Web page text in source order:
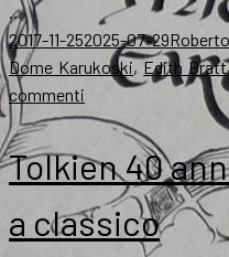
…
Scritto
il
2017-11-252025-07-29Autore
Dome Karukoski, Edith Bratt
commenti
Iniziate
riprese
del
film
Tolkien 40
a classico